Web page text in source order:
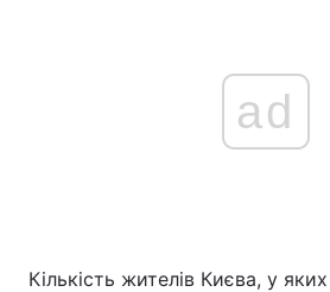
Україна
ad
Кількість жителів Києва, у